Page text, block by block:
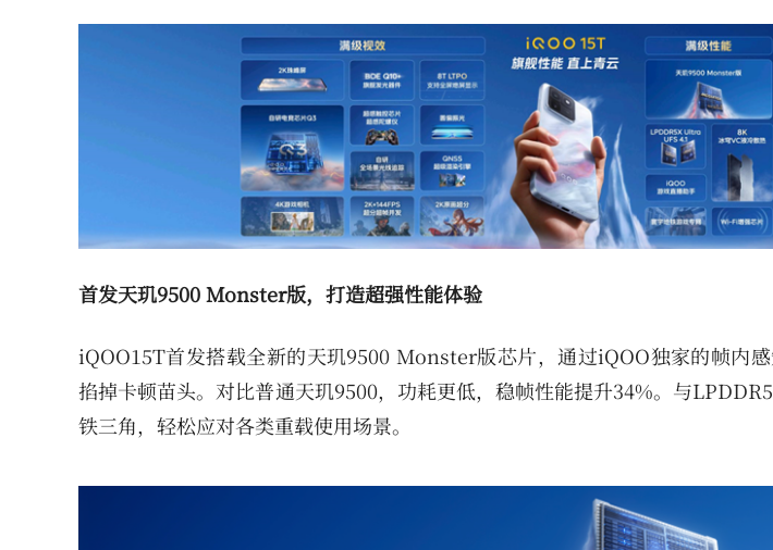
首发天玑9500 Monster版，打造超强性能体验
iQOO15T首发搭载全新的天玑9500 Monster版芯片，通过iQOO独家的帧内
掐掉卡顿苗头。对比普通天玑9500，功耗更低，稳帧性能提升34%。与
铁三角，轻松应对各类重载使用场景。